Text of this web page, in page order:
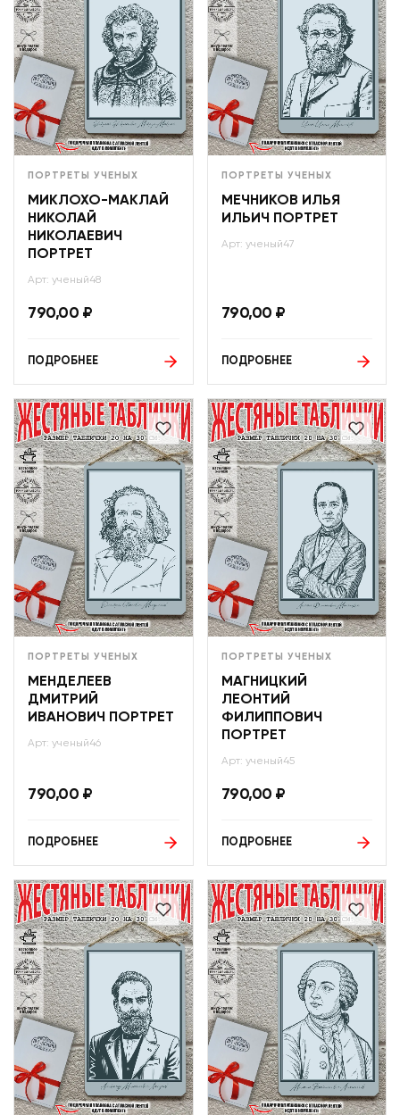
ПОРТРЕТЫ УЧЕНЫХ
МИКЛОХО-МАКЛАЙ
НИКОЛАЙ
НИКОЛАЕВИЧ
ПОРТРЕТ
Арт: ученый48
790,00 ₽
ПОДРОБНЕЕ
ПОРТРЕТЫ УЧЕНЫХ
МЕЧНИКОВ ИЛЬЯ
ИЛЬИЧ ПОРТРЕТ
Арт: ученый47
790,00 ₽
ПОДРОБНЕЕ
ПОРТРЕТЫ УЧЕНЫХ
МЕНДЕЛЕЕВ
ДМИТРИЙ
ИВАНОВИЧ ПОРТРЕТ
Арт: ученый46
790,00 ₽
ПОДРОБНЕЕ
ПОРТРЕТЫ УЧЕНЫХ
МАГНИЦКИЙ
ЛЕОНТИЙ
ФИЛИППОВИЧ
ПОРТРЕТ
Арт: ученый45
790,00 ₽
ПОДРОБНЕЕ